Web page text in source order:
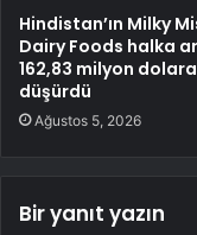
Hindistan’ın Milky
Dairy Foods halka
162,83 milyon dolara
düşürdü
Ağustos 5, 2026
Bir yanıt yazın